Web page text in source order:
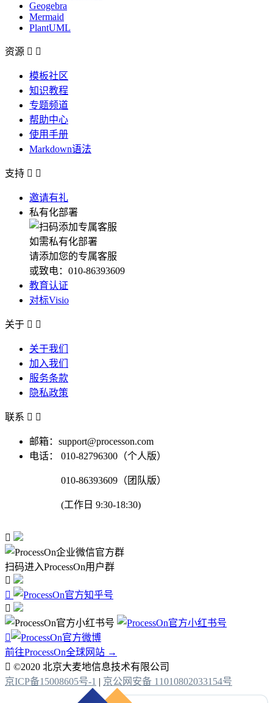
Geogebra
Mermaid
PlantUML
资源  
模板社区
知识教程
专题频道
帮助中心
使用手册
Markdown语法
支持  
邀请有礼
私有化部署
如需私有化部署
请添加您的专属客服
或致电：010-86393609
教育认证
对标Visio
关于  
关于我们
加入我们
服务条款
隐私政策
联系  
邮箱：support@processon.com
电话：
010-82796300（个人版）
010-86393609（团队版）
(工作日 9:30-18:30)

扫码进入ProcessOn用户群




前往ProcessOn全球网站 →
 ©2020 北京大麦地信息技术有限公司
京ICP备15008605号-1 | 京公网安备 11010802033154号